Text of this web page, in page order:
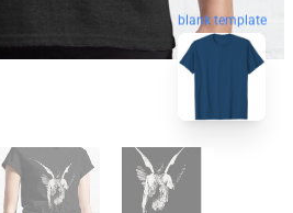
blank template